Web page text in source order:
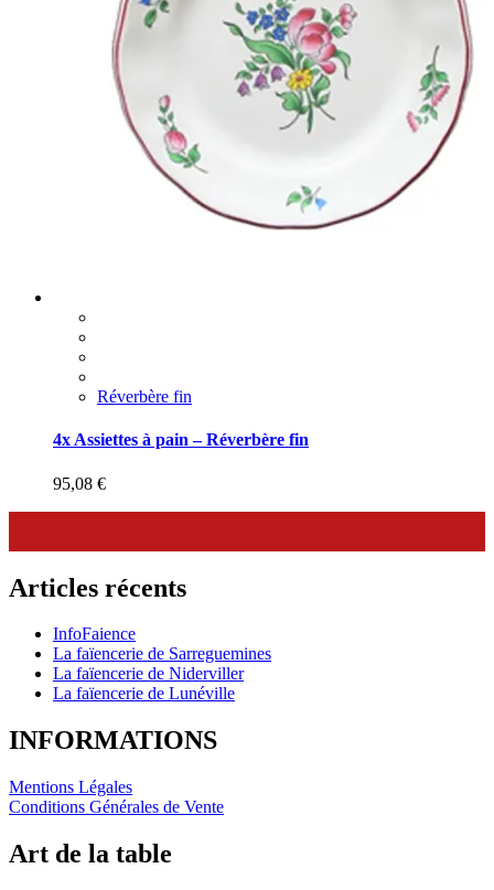
Réverbère fin
4x Assiettes à pain – Réverbère fin
95,08 €
Articles récents
InfoFaience
La faïencerie de Sarreguemines
La faïencerie de Niderviller
La faïencerie de Lunéville
INFORMATIONS
Mentions Légales
Conditions Générales de Vente
Art de la table